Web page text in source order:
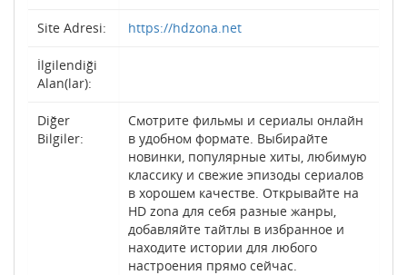
Site Adresi: https://hdzona.net
İlgilendiği
Alan(lar):
Diğer
Bilgiler:
Смотрите фильмы и сериалы онлайн
в удобном формате. Выбирайте
новинки, популярные хиты, любимую
классику и свежие эпизоды сериалов
в хорошем качестве. Открывайте на
HD zona для себя разные жанры,
добавляйте тайтлы в избранное и
находите истории для любого
настроения прямо сейчас.